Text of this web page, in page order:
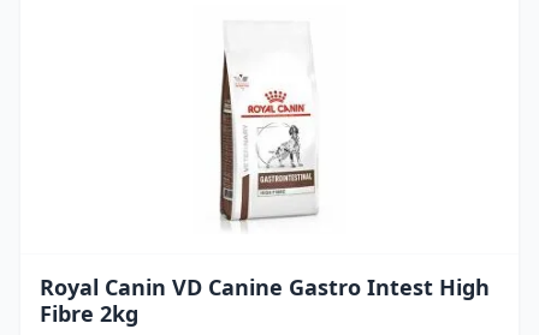
Royal Canin VD Canine Gastro Intest High
Fibre 2kg